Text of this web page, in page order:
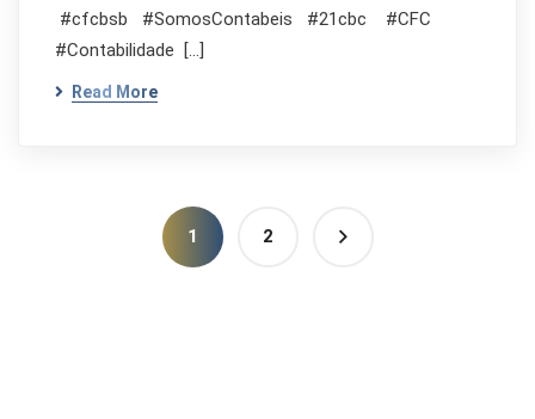
#cfcbsb #SomosContabeis #21cbc #CFC
#Contabilidade […]
Read More
1 2